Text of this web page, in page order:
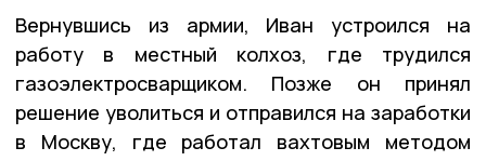
Вернувшись из армии, Иван устроился на
работу в местный колхоз, где трудился
газоэлектросварщиком. Позже он принял
решение уволиться и отправился на заработки
в Москву, где работал вахтовым методом